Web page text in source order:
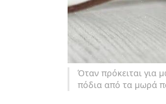
Όταν πρόκειται για
πόδια από τα μωρά